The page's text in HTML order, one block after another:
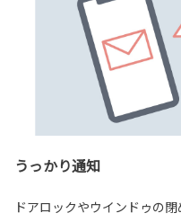
うっかり通知
ドアロックやウインドゥの